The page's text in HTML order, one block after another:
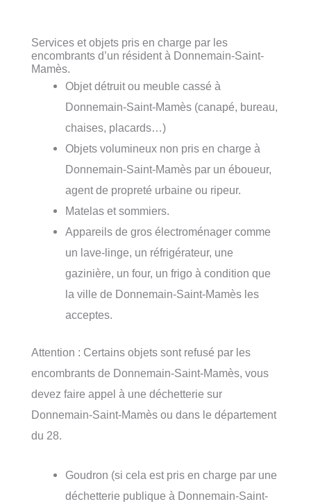
Services et objets pris en charge par les
encombrants d’un résident à Donnemain-Saint-
Mamès.
Objet détruit ou meuble cassé à
Donnemain-Saint-Mamès (canapé, bureau,
chaises, placards…)
Objets volumineux non pris en charge à
Donnemain-Saint-Mamès par un éboueur,
agent de propreté urbaine ou ripeur.
Matelas et sommiers.
Appareils de gros électroménager comme
un lave-linge, un réfrigérateur, une
gazinière, un four, un frigo à condition que
la ville de Donnemain-Saint-Mamès les
acceptes.
Attention : Certains objets sont refusé par les
encombrants de Donnemain-Saint-Mamès, vous
devez faire appel à une déchetterie sur
Donnemain-Saint-Mamès ou dans le département
du 28.
Goudron (si cela est pris en charge par une
déchetterie publique à Donnemain-Saint-